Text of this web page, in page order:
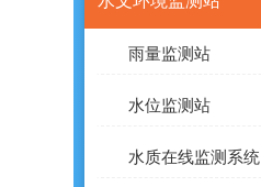
雨量监测站
水位监测站
水质在线监测系统